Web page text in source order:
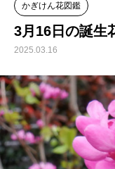
かぎけん花図鑑
3月16日の誕生
2025.03.16